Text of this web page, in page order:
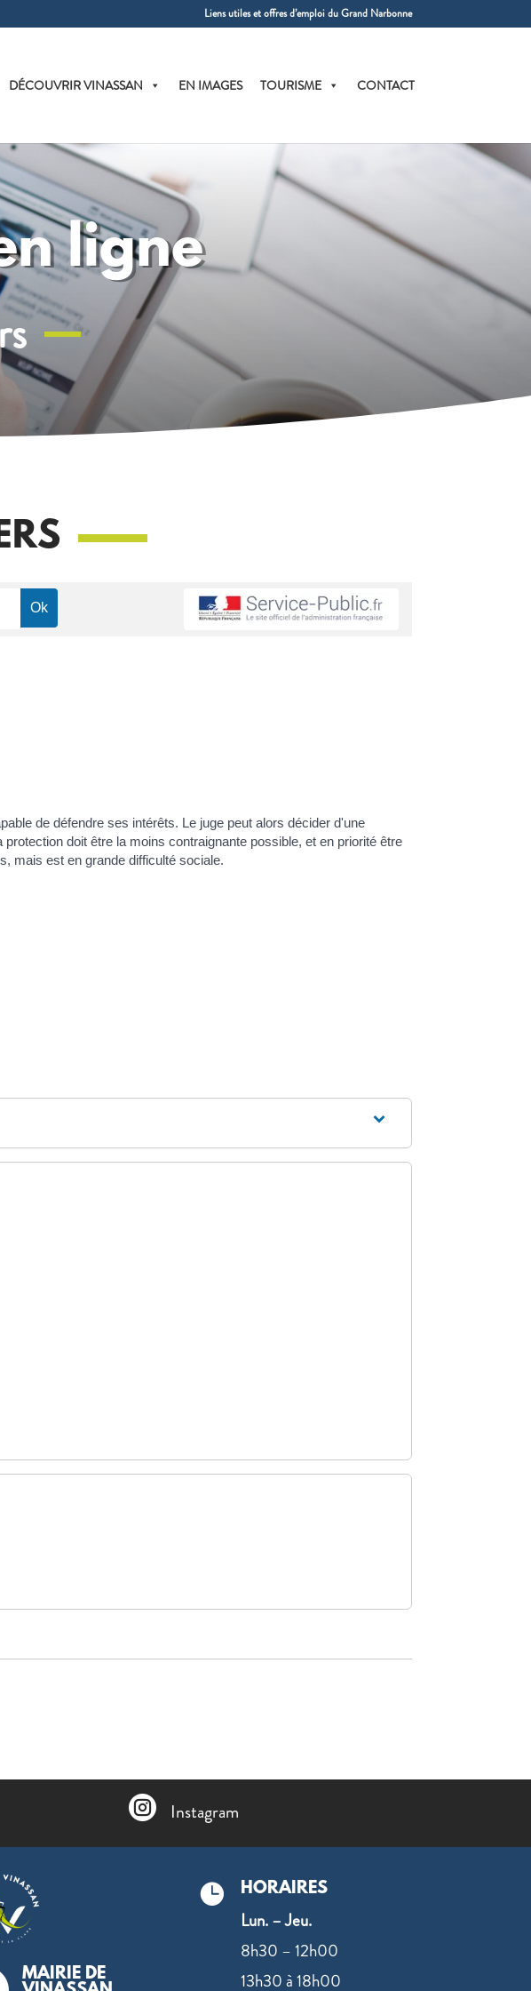
Liens utiles et offres d’emploi du Grand Narbonne
DÉCOUVRIR VINASSAN EN IMAGES TOURISME CONTACT
ligne
de défendre ses intérêts. Le juge peut alors décider d'une
doit être la moins contraignante possible, et en priorité être
mais est en grande difficulté sociale.
 Instagram
MAIRIE DE
 HORAIRES
Lun. – Jeu.
8h30 – 12h00
13h30 à 18h00